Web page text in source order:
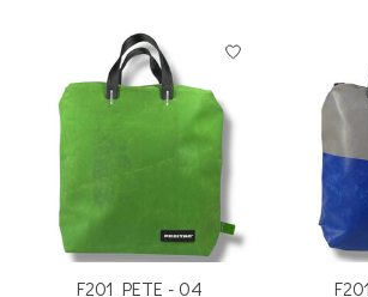
F201 PETE - 04